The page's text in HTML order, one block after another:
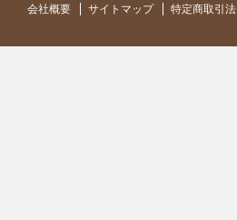
会社概要 サイトマップ 特定商取引法